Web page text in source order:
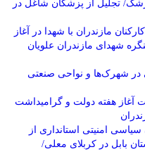
تجلیل از پزشکان شاغل در
مازندران با شهدا در آغاز
شهدای مازندران علویان
عمرانی در شهرک‌ها و نواحی صنعتی
آغاز هفته دولت و گرامیداشت
سیاسی امنیتی استانداری از
بابل در کربلای معلی/